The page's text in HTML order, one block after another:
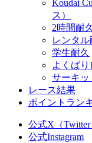
Koudai
ス）
2時間耐久
レンタ
学生耐久
よくばり
サーキッ
レース結果
ポイントラン
公式X（Twitter
公式Instagram